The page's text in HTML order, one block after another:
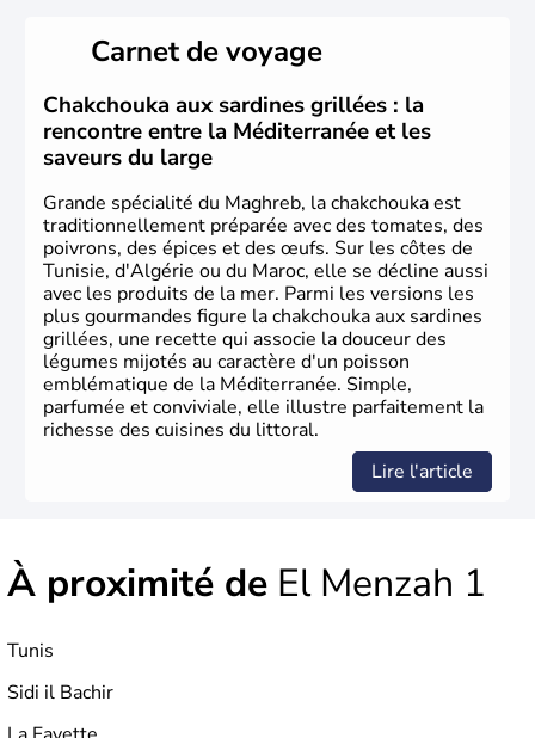
VIIe siècle où, à la suite de nombreuses guerres, elle
s'arabise et s'islamise. A partir du XVIIIe siècle, elle
s'ouvre à l'Europe et passe rapidement sous le contrôle
de la France. Après de longues négociations, la France
reconnaît l'indépendance de la Tunisie le 20 mars 1956, à
l'exception de la base de Bizerte qui lui sera rendue en
1963.
Carnet de voyage
Chakchouka aux sardines grillées : la
rencontre entre la Méditerranée et les
saveurs du large
Grande spécialité du Maghreb, la chakchouka est
traditionnellement préparée avec des tomates, des
poivrons, des épices et des œufs. Sur les côtes de
Tunisie, d'Algérie ou du Maroc, elle se décline aussi
avec les produits de la mer. Parmi les versions les
plus gourmandes figure la chakchouka aux sardines
grillées, une recette qui associe la douceur des
légumes mijotés au caractère d'un poisson
emblématique de la Méditerranée. Simple,
parfumée et conviviale, elle illustre parfaitement la
richesse des cuisines du littoral.
Lire l'article
À proximité de El Menzah 1
Tunis
Sidi il Bachir